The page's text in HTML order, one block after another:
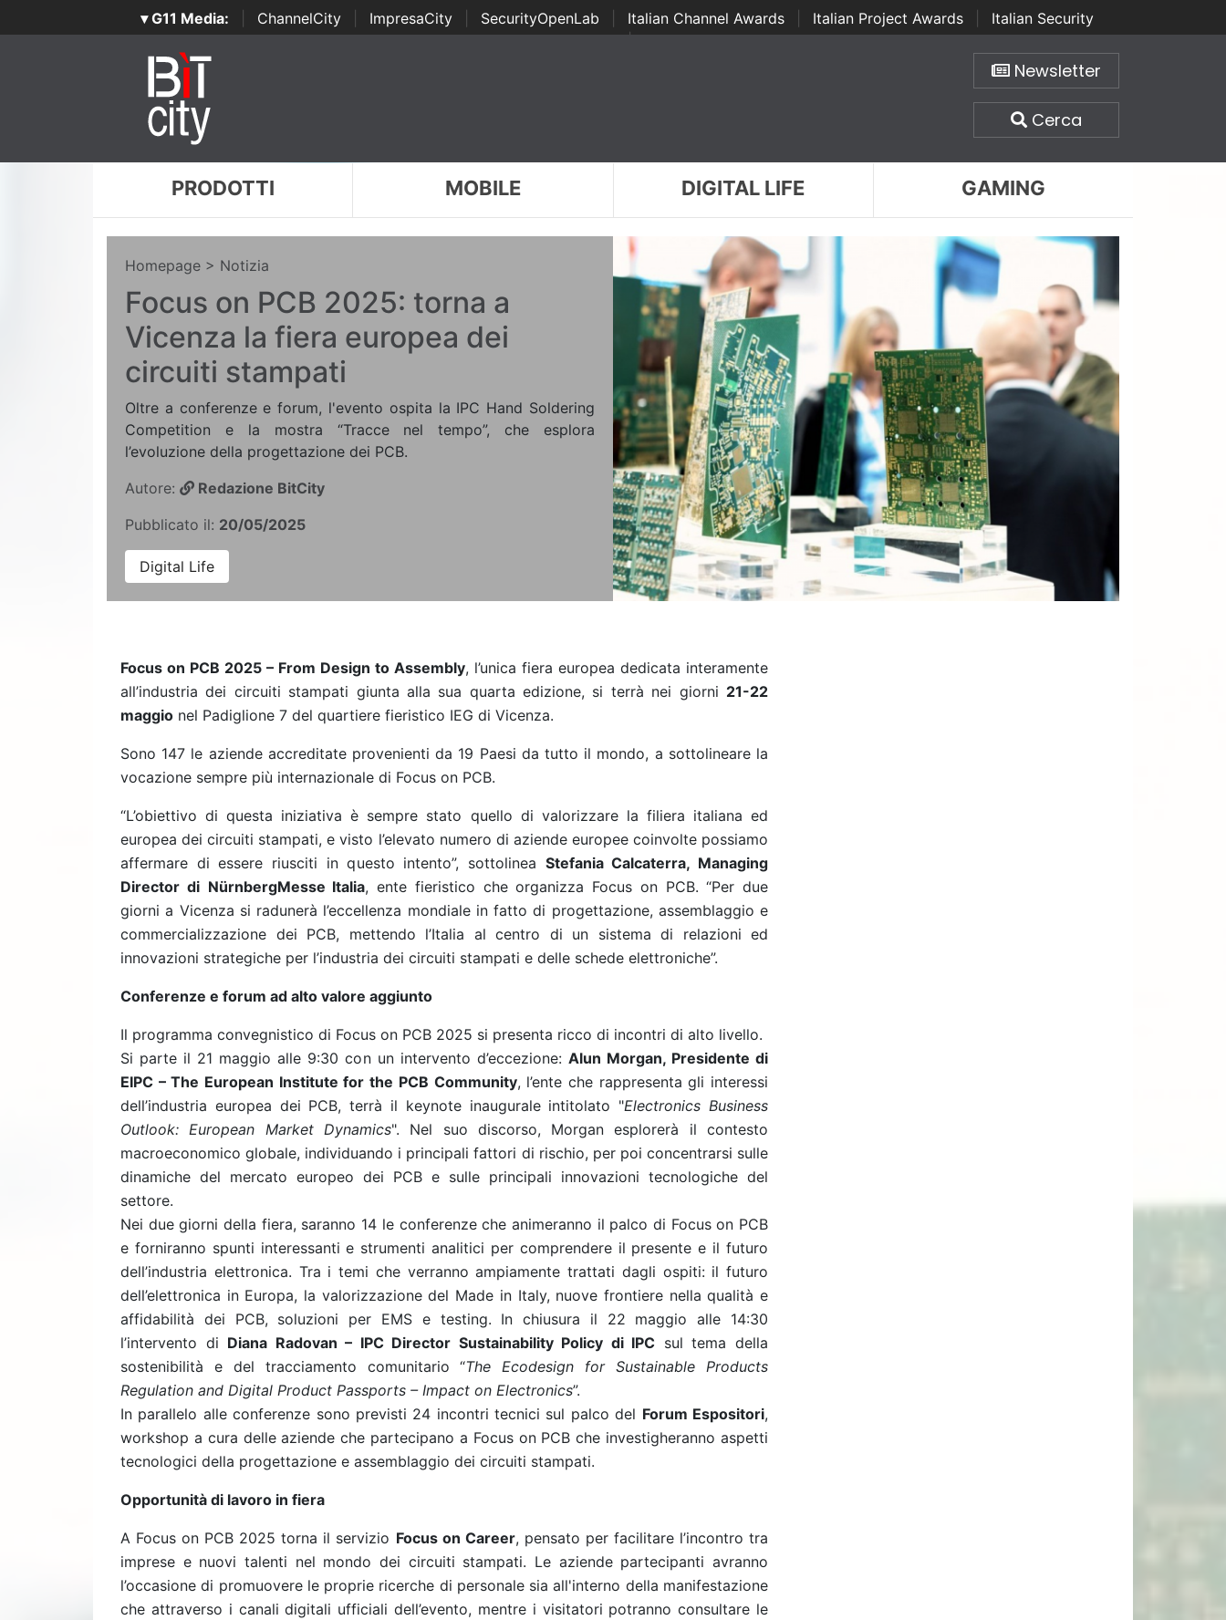
▾ G11 Media: ChannelCity ImpresaCity SecurityOpenLab Italian Channel Awards Italian Project Awards
Italian Security
Awards | ...
Newsletter
Cerca
PRODOTTI MOBILE DIGITAL LIFE GAMING
Homepage > Notizia
Focus on PCB 2025: torna a
Vicenza la fiera europea dei
circuiti stampati
Oltre a conferenze e forum, l'evento ospita la IPC Hand Soldering
Competition e la mostra “Tracce nel tempo”, che esplora
l’evoluzione della progettazione dei PCB.
Autore:
Redazione BitCity
Pubblicato il: 20/05/2025
Digital Life
Focus on PCB 2025 – From Design to Assembly, l’unica fiera europea dedicata interamente
all’industria dei circuiti stampati giunta alla sua quarta edizione, si terrà nei giorni 21-22
maggio nel Padiglione 7 del quartiere fieristico IEG di Vicenza.
Sono 147 le aziende accreditate provenienti da 19 Paesi da tutto il mondo, a sottolineare la
vocazione sempre più internazionale di Focus on PCB.
“L’obiettivo di questa iniziativa è sempre stato quello di valorizzare la filiera italiana ed
europea dei circuiti stampati, e visto l’elevato numero di aziende europee coinvolte possiamo
affermare di essere riusciti in questo intento”, sottolinea Stefania Calcaterra, Managing
Director di NürnbergMesse Italia, ente fieristico che organizza Focus on PCB. “Per due
giorni a Vicenza si radunerà l’eccellenza mondiale in fatto di progettazione, assemblaggio e
commercializzazione dei PCB, mettendo l’Italia al centro di un sistema di relazioni ed
innovazioni strategiche per l’industria dei circuiti stampati e delle schede elettroniche”.
Conferenze e forum ad alto valore aggiunto
Il programma convegnistico di Focus on PCB 2025 si presenta ricco di incontri di alto livello.
Si parte il 21 maggio alle 9:30 con un intervento d’eccezione: Alun Morgan, Presidente di
EIPC – The European Institute for the PCB Community, l’ente che rappresenta gli interessi
dell’industria europea dei PCB, terrà il keynote inaugurale intitolato "Electronics Business
Outlook: European Market Dynamics". Nel suo discorso, Morgan esplorerà il contesto
macroeconomico globale, individuando i principali fattori di rischio, per poi concentrarsi sulle
dinamiche del mercato europeo dei PCB e sulle principali innovazioni tecnologiche del
settore.
Nei due giorni della fiera, saranno 14 le conferenze che animeranno il palco di Focus on PCB
e forniranno spunti interessanti e strumenti analitici per comprendere il presente e il futuro
dell’industria elettronica. Tra i temi che verranno ampiamente trattati dagli ospiti: il futuro
dell’elettronica in Europa, la valorizzazione del Made in Italy, nuove frontiere nella qualità e
affidabilità dei PCB, soluzioni per EMS e testing. In chiusura il 22 maggio alle 14:30
l’intervento di Diana Radovan – IPC Director Sustainability Policy di IPC sul tema della
sostenibilità e del tracciamento comunitario “The Ecodesign for Sustainable Products
Regulation and Digital Product Passports – Impact on Electronics”.
In parallelo alle conferenze sono previsti 24 incontri tecnici sul palco del Forum Espositori,
workshop a cura delle aziende che partecipano a Focus on PCB che investigheranno aspetti
tecnologici della progettazione e assemblaggio dei circuiti stampati.
Opportunità di lavoro in fiera
A Focus on PCB 2025 torna il servizio Focus on Career, pensato per facilitare l’incontro tra
imprese e nuovi talenti nel mondo dei circuiti stampati. Le aziende partecipanti avranno
l’occasione di promuovere le proprie ricerche di personale sia all'interno della manifestazione
che attraverso i canali digitali ufficiali dell’evento, mentre i visitatori potranno consultare le